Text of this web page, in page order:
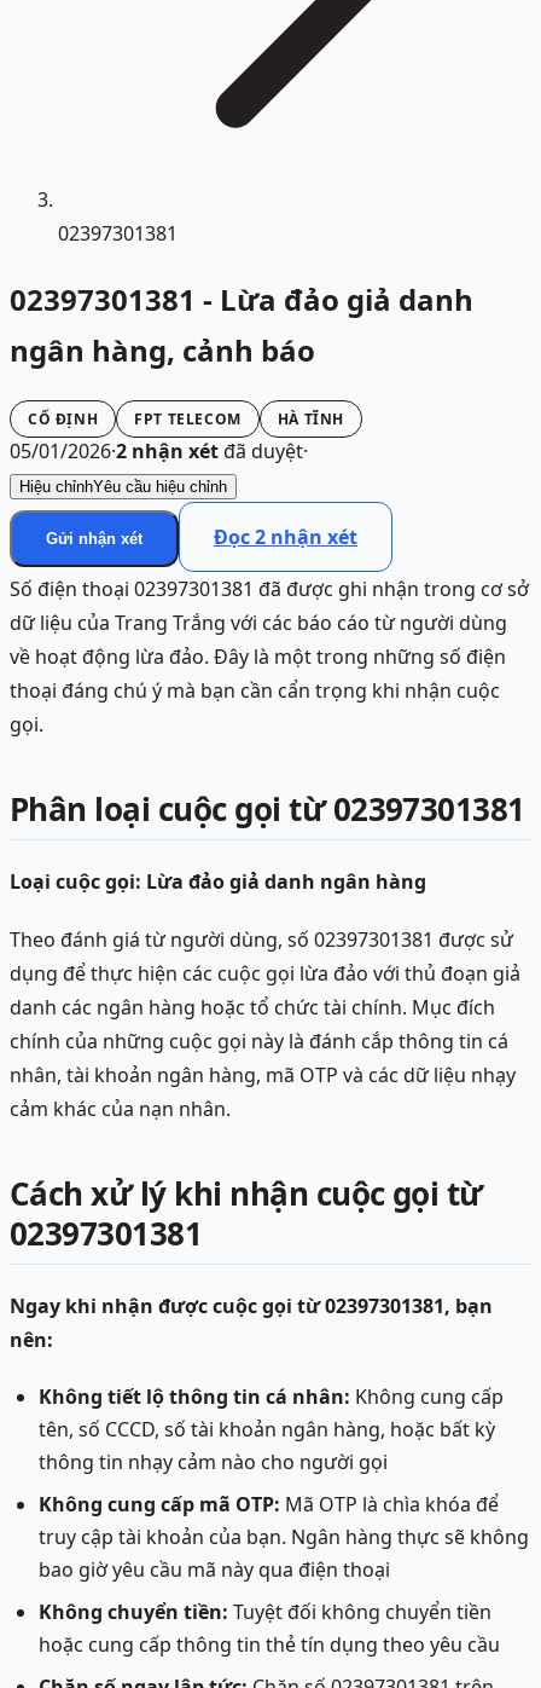
02397301381
02397301381 - Lừa đảo giả danh
ngân hàng, cảnh báo
CỐ ĐỊNH FPT TELECOM HÀ TĨNH
05/01/2026·2 nhận xétđã duyệt·
Hiệu chỉnhYêu cầu hiệu chỉnh
Gửi nhận xét Đọc2 nhận xét
Số điện thoại 02397301381 đã được ghi nhận trong cơ sở
dữ liệu của Trang Trắng với các báo cáo từ người dùng
về hoạt động lừa đảo. Đây là một trong những số điện
thoại đáng chú ý mà bạn cần cẩn trọng khi nhận cuộc
gọi.
Phân loại cuộc gọi từ 02397301381
Loại cuộc gọi: Lừa đảo giả danh ngân hàng
Theo đánh giá từ người dùng, số 02397301381 được sử
dụng để thực hiện các cuộc gọi lừa đảo với thủ đoạn giả
danh các ngân hàng hoặc tổ chức tài chính. Mục đích
chính của những cuộc gọi này là đánh cắp thông tin cá
nhân, tài khoản ngân hàng, mã OTP và các dữ liệu nhạy
cảm khác của nạn nhân.
Cách xử lý khi nhận cuộc gọi từ
02397301381
Ngay khi nhận được cuộc gọi từ 02397301381, bạn
nên:
Không tiết lộ thông tin cá nhân: Không cung cấp
tên, số CCCD, số tài khoản ngân hàng, hoặc bất kỳ
thông tin nhạy cảm nào cho người gọi
Không cung cấp mã OTP: Mã OTP là chìa khóa để
truy cập tài khoản của bạn. Ngân hàng thực sẽ không
bao giờ yêu cầu mã này qua điện thoại
Không chuyển tiền: Tuyệt đối không chuyển tiền
hoặc cung cấp thông tin thẻ tín dụng theo yêu cầu